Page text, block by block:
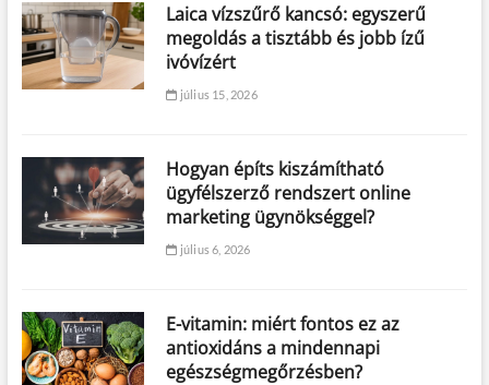
Laica vízszűrő kancsó: egyszerű
megoldás a tisztább és jobb ízű
ivóvízért
július 15, 2026
Hogyan építs kiszámítható
ügyfélszerző rendszert online
marketing ügynökséggel?
július 6, 2026
E-vitamin: miért fontos ez az
antioxidáns a mindennapi
egészségmegőrzésben?